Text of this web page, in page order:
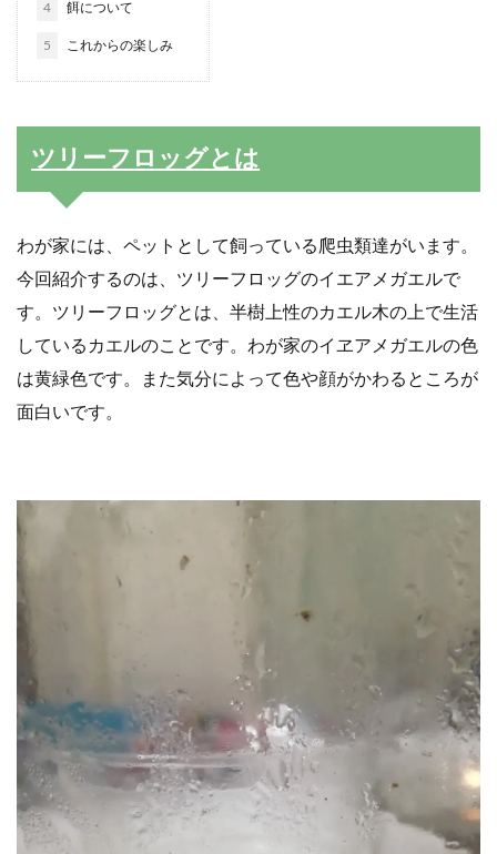
4 餌について
5 これからの楽しみ
ツリーフロッグとは
わが家には、ペットとして飼っている爬虫類達がいます。
今回紹介するのは、ツリーフロッグのイエアメガエルで
す。ツリーフロッグとは、半樹上性のカエル木の上で生活
しているカエルのことです。わが家のイヱアメガエルの色
は黄緑色です。また気分によって色や顔がかわるところが
面白いです。